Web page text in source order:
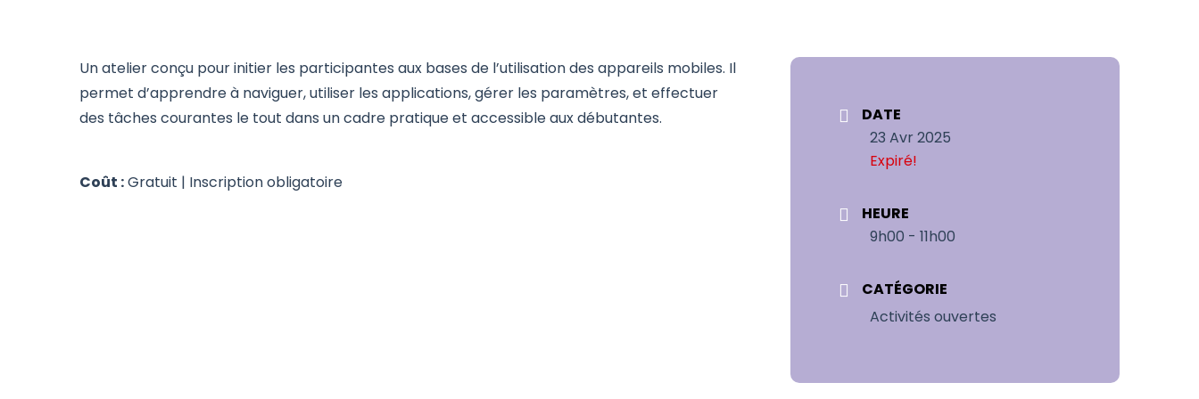
Un atelier conçu pour initier les participantes aux bases de l’utilisation des appareils mobiles. Il
permet d’apprendre à naviguer, utiliser les applications, gérer les paramètres, et effectuer
des tâches courantes le tout dans un cadre pratique et accessible aux débutantes.
Coût : Gratuit | Inscription obligatoire
DATE
23 Avr 2025
Expiré!
HEURE
9h00 - 11h00
CATÉGORIE
Activités ouvertes